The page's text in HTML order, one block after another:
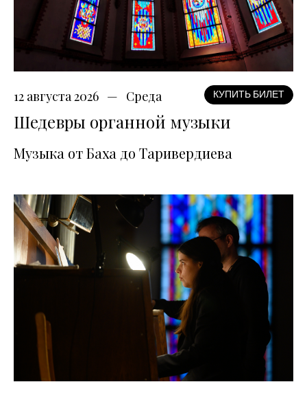
12 августа 2026 Среда КУПИТЬ БИЛЕТ
Шедевры органной музыки
Музыка от Баха до Таривердиева